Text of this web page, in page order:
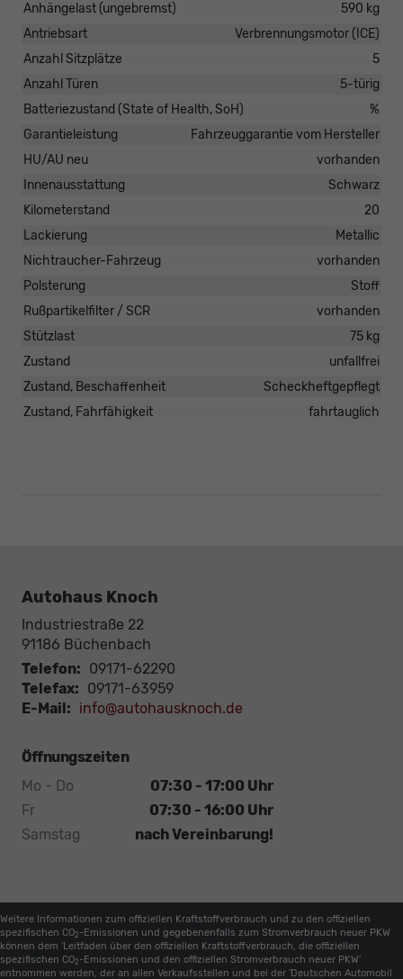
Anhängelast (ungebremst)
590 kg
Antriebsart
Verbrennungsmotor (ICE)
Anzahl Sitzplätze
5
Anzahl Türen
5-türig
Batteriezustand (State of Health, SoH)
%
Garantieleistung
Fahrzeuggarantie vom Hersteller
HU/AU neu
vorhanden
Innenausstattung
Schwarz
Kilometerstand
20
Lackierung
Metallic
Nichtraucher-Fahrzeug
vorhanden
Polsterung
Stoff
Rußpartikelfilter / SCR
vorhanden
Stützlast
75 kg
Zustand
unfallfrei
Zustand, Beschaffenheit
Scheckheftgepflegt
Zustand, Fahrfähigkeit
fahrtauglich
Autohaus Knoch
Industriestraße 22
91186 Büchenbach
Telefon: 09171-62290
Telefax: 09171-63959
E-Mail: info@autohausknoch.de
Öffnungszeiten
Mo - Do
07:30 - 17:00 Uhr
Fr
07:30 - 16:00 Uhr
Samstag
nach Vereinbarung!
Weitere Informationen zum offiziellen Kraftstoffverbrauch und zu den offiziellen
spezifischen CO2 -Emissionen und gegebenenfalls zum Stromverbrauch neuer PKW
können dem 'Leitfaden über den offiziellen Kraftstoffverbrauch, die offiziellen
spezifischen CO2 -Emissionen und den offiziellen Stromverbrauch neuer PKW'
entnommen werden, der an allen Verkaufsstellen und bei der 'Deutschen Automobil